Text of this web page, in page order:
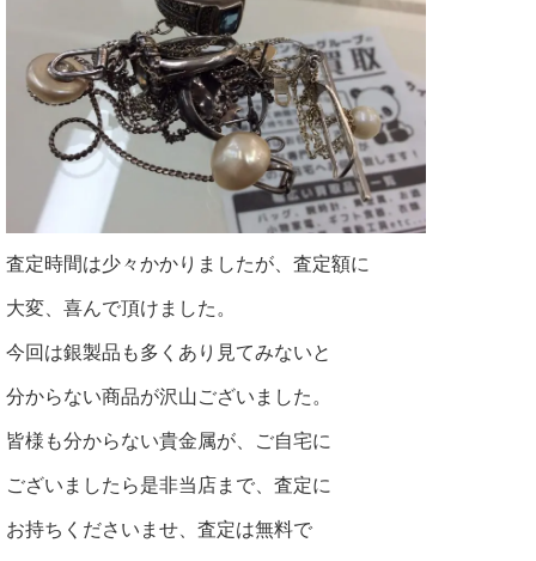
査定時間は少々かかりましたが、査定額に
大変、喜んで頂けました。
今回は銀製品も多くあり見てみないと
分からない商品が沢山ございました。
皆様も分からない貴金属が、ご自宅に
ございましたら是非当店まで、査定に
お持ちくださいませ、査定は無料で